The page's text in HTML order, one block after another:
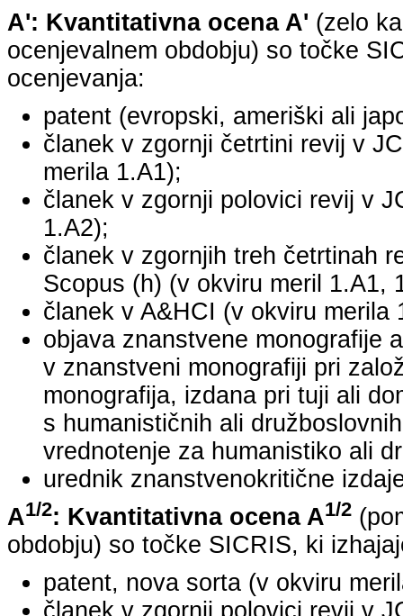
A': Kvantitativna ocena A' (zelo
ocenjevalnem obdobju) so točke
ocenjevanja:
patent (evropski, ameriški ali
članek v zgornji četrtini revij v
merila 1.A1);
članek v zgornji polovici revij v
1.A2);
članek v zgornjih treh četrtinah
Scopus (h) (v okviru meril 1.A1,
članek v A&HCI (v okviru merila
objava znanstvene monografije
v znanstveni monografiji pri
monografija, izdana pri tuji ali
s humanističnih ali
vrednotenje za humanistiko ali
urednik znanstvenokritične
A1/2: Kvantitativna ocena A1/2
obdobju) so točke SICRIS, ki
patent, nova sorta (v okviru